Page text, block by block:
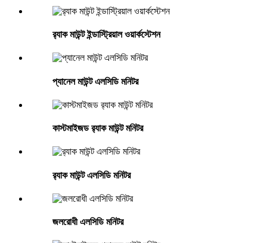
র‍্যাক মাউন্ট ইন্ডাস্ট্রিয়াল ওয়ার্কস্টেশন
প্যানেল মাউন্ট এলসিডি মনিটর
কাস্টমাইজড র‍্যাক মাউন্ট মনিটর
র‍্যাক মাউন্ট এলসিডি মনিটর
জলরোধী এলসিডি মনিটর